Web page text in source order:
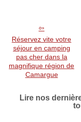
Réservez vite votre
séjour en camping
pas cher dans la
magnifique région de
Camargue
Lire nos